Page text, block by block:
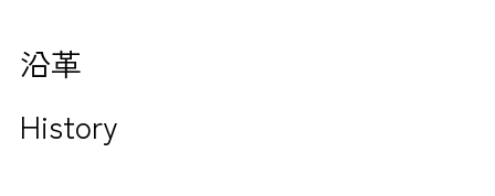
沿革
History